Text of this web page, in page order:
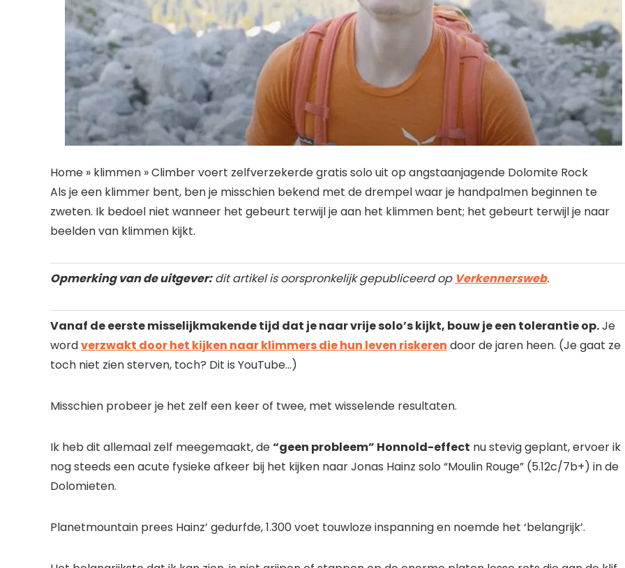
Home » klimmen » Climber voert zelfverzekerde gratis solo uit op angstaanjagende Dolomite Rock
Als je een klimmer bent, ben je misschien bekend met de drempel waar je handpalmen beginnen te
zweten. Ik bedoel niet wanneer het gebeurt terwijl je aan het klimmen bent; het gebeurt terwijl je naar
beelden van klimmen kijkt.
Opmerking van de uitgever:dit artikel is oorspronkelijk gepubliceerd op Verkennersweb.
Vanaf de eerste misselijkmakende tijd dat je naar vrije solo’s kijkt, bouw je een tolerantie op.Je
wordverzwakt door het kijken naar klimmers die hun leven riskeren door de jaren heen. (Je gaat ze
toch niet zien sterven, toch? Dit is YouTube…)
Misschien probeer je het zelf een keer of twee, met wisselende resultaten.
Ik heb dit allemaal zelf meegemaakt, de“geen probleem” Honnold-effect nu stevig geplant, ervoer ik
nog steeds een acute fysieke afkeer bij het kijken naar Jonas Hainz solo “Moulin Rouge” (5.12c/7b+) in de
Dolomieten.
Planetmountain prees Hainz’ gedurfde, 1.300 voet touwloze inspanning en noemde het ‘belangrijk’.